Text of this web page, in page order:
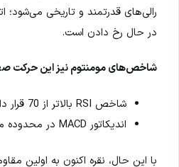
رالی‌های قدرتمند و تاریخی می‌شود؛
در حال رخ دادن است.
شاخص‌های مومنتوم نیز این حرکت
شاخص RSI بالاتر از 70 قرار دارد (نشانه قدرت بالای روند)
اندیکاتور MACD در محدوده مثبت است
با این حال، نقره اکنون به اولین